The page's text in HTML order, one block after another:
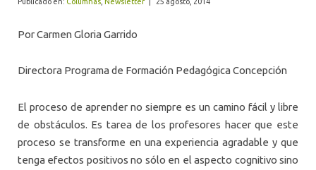
Por Carmen Gloria Garrido
Directora Programa de Formación Pedagógica Concepción
El proceso de aprender no siempre es un camino fácil y libre
de obstáculos. Es tarea de los profesores hacer que este
proceso se transforme en una experiencia agradable y que
tenga efectos positivos no sólo en el aspecto cognitivo sino